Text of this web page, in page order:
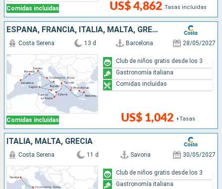
Comidas incluidas US$ 4,862 Tasas incluidas
ESPAÑA, FRANCIA, ITALIA, MALTA, GRECIA
Comidas incluidas
Costa Serena 13 d Barcelona 28/05/2027
US$ 1,042 +Tasas
Club de niños gratis desde los 3
Gastronomía italiana
Comidas incluidas
ITALIA, MALTA, GRECIA
Costa Serena 11 d Savona 30/05/2027
Club de niños gratis desde los 3
Gastronomía italiana